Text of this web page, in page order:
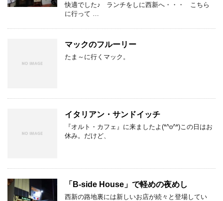
快適でした♪ ランチをしに西新へ・・・ こちら
に行って …
マックのフルーリー
たま～に行くマック。
イタリアン・サンドイッチ
『オルト・カフェ』に来ましたよ(*^o^*)この日はお
休み。だけど、
「B-side House」で軽めの夜めし
西新の路地裏には新しいお店が続々と登場してい